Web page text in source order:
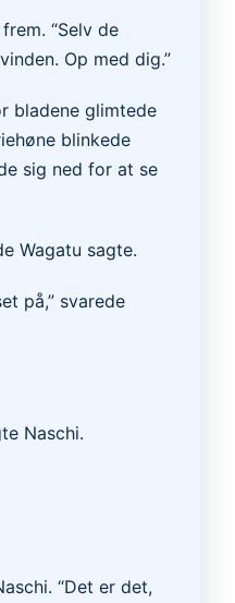
“Selv de
Op med dig.”
bladene glimtede
blinkede
sig ned for at se
Wagatu sagte.
på,” svarede
Naschi.
“Det er det,